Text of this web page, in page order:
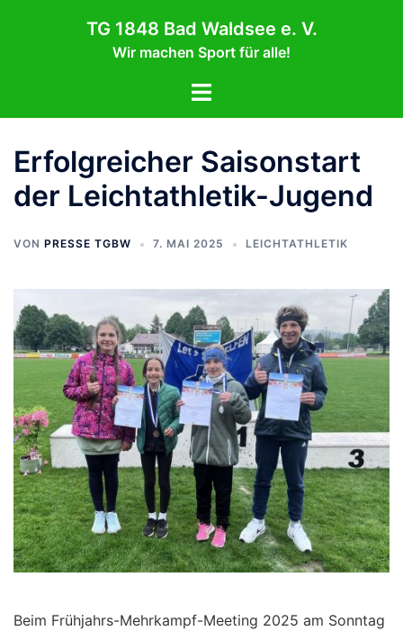
TG 1848 Bad Waldsee e. V.
Wir machen Sport für alle!
Menü
Erfolgreicher Saisonstart
der Leichtathletik-Jugend
VON PRESSE TGBW 7. MAI 2025 LEICHTATHLETIK
Beim Frühjahrs-Mehrkampf-Meeting 2025 am Sonntag